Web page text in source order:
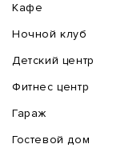
Кафе
Ночной клуб
Детский центр
Фитнес центр
Гараж
Гостевой дом